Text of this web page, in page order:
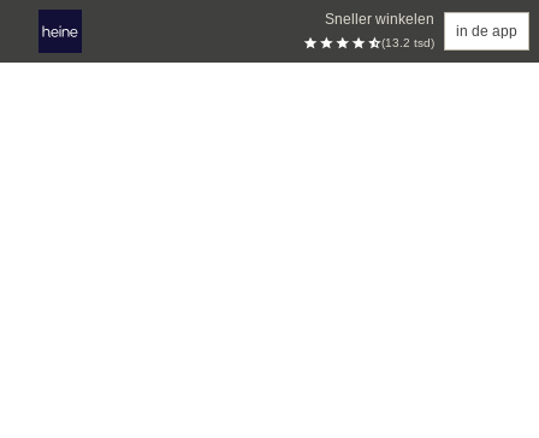
Sneller winkelen
(13.2 tsd)
in de app